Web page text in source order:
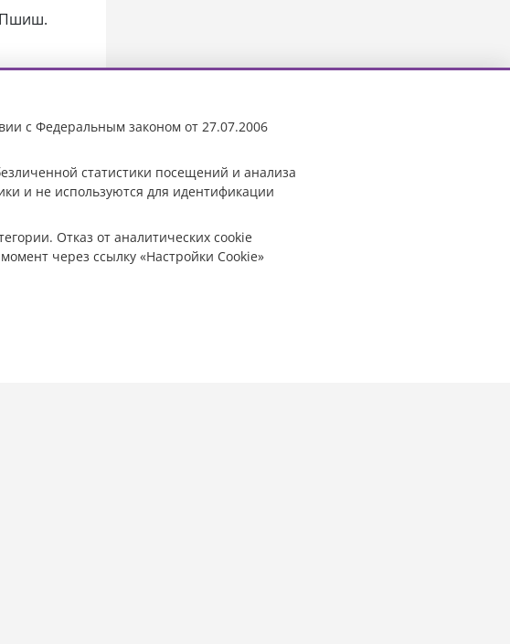
Пшиш.
с Федеральным законом от 27.07.2006
статистики посещений и анализа
и не используются для идентификации
Отказ от аналитических cookie
через ссылку «Настройки Cookie»